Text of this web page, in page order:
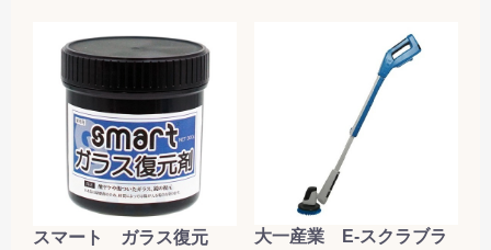
スマート ガラス復元
大一産業 E-スクラブラ